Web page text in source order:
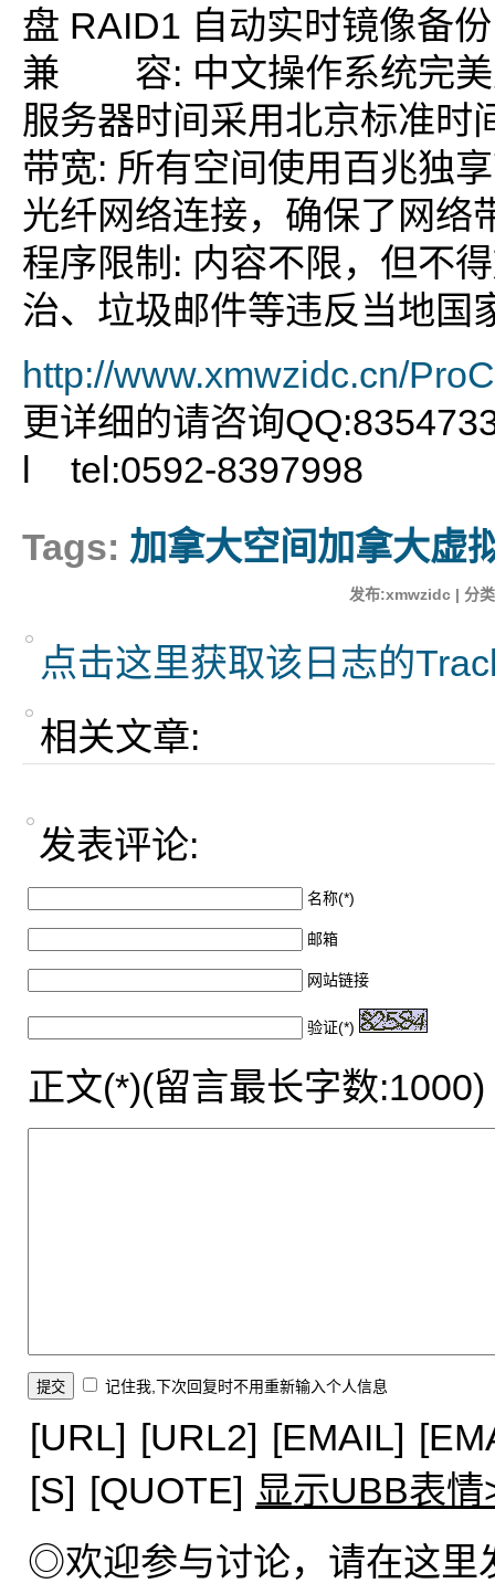
盘 RAID1 自动实时镜像备份
兼 容: 中文操作系统完美
服务器时间采用北京标准时
带宽: 所有空间使用百兆独
光纤网络连接，确保了网络
程序限制: 内容不限，但不
治、垃圾邮件等违反当地国
http://www.xmwzidc.cn/
更详细的请咨询
l tel:0592-8397998
Tags: 加拿大空间加拿大虚
发布:xmwzidc | 分
点击这里获取该日志的
相关文章:
发表评论:
名称(*)
邮箱
网站链接
验证(*)
正文(*)(留言最长字数:1000)
记住我,下次回复时不用重新输入个人信息
[URL] [URL2] [EMAIL]
[S] [QUOTE] 显示UBB表情
◎欢迎参与讨论，请在这里